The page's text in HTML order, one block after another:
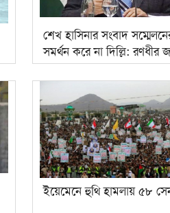
শেখ হাসিনার সংবাদ
সমর্থন করে না দিল্লি: রণধীর
ইয়েমেনে হুথি হামলায় ৫৮